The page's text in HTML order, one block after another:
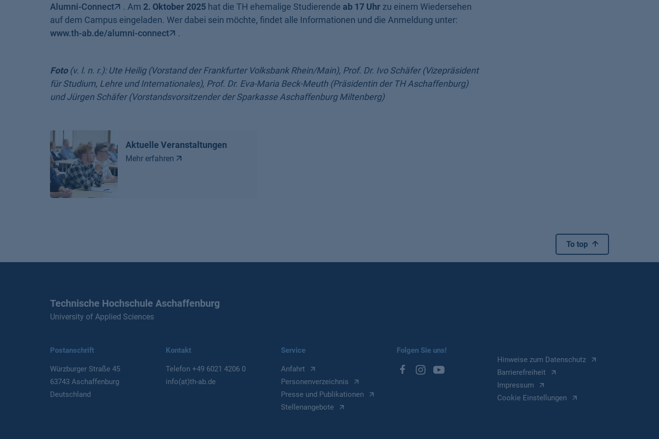
Alumni-Connect
. Am 2. Oktober 2025 hat die TH ehemalige Studierende ab 17 Uhr zu einem Wiedersehen
auf dem Campus eingeladen. Wer dabei sein möchte, findet alle Informationen und die Anmeldung unter:
www.th-ab.de/alumni-connect
.
Foto (v. l. n. r.): Ute Heilig (Vorstand der Frankfurter Volksbank Rhein/Main), Prof. Dr. Ivo Schäfer (Vizepräsident
für Studium, Lehre und Internationales), Prof. Dr. Eva-Maria Beck-Meuth (Präsidentin der TH Aschaffenburg)
und Jürgen Schäfer (Vorstandsvorsitzender der Sparkasse Aschaffenburg Miltenberg)
Aktuelle Veranstaltungen
Mehr erfahren
To top
Technische Hochschule Aschaffenburg
University of Applied Sciences
Postanschrift
Würzburger Straße 45
63743 Aschaffenburg
Deutschland
Kontakt
Telefon +49 6021 4206 0
info(at)th-ab.de
Service
Anfahrt
Personenverzeichnis
Presse und Publikationen
Stellenangebote
Folgen Sie uns!
Hinweise zum Datenschutz
Barrierefreiheit
Impressum
Cookie Einstellungen